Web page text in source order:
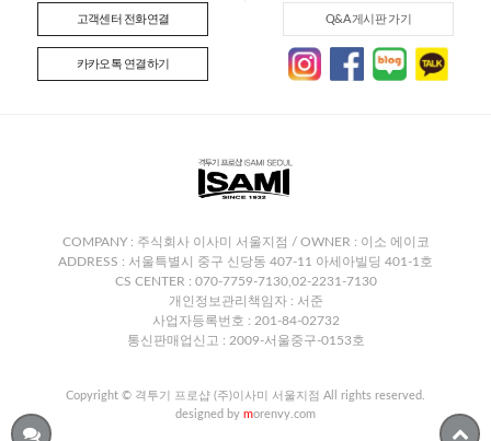
고객센터 전화연결
카카오톡 연결하기
Q&A 게시판 가기
COMPANY : 주식회사 이사미 서울지점 / OWNER : 이소 에이코
ADDRESS : 서울특별시 중구 신당동 407-11 아세아빌딩 401-1호
CS CENTER : 070-7759-7130,02-2231-7130
개인정보관리책임자 : 서준
사업자등록번호 : 201-84-02732
통신판매업신고 : 2009-서울중구-0153호
Copyright © 격투기 프로샵 (주)이사미 서울지점 All rights reserved.
designed by morenvy.com